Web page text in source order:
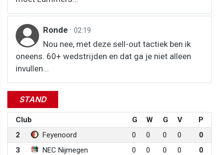
Ronde · 02:19
Nou nee, met deze sell-out tactiek ben ik
oneens. 60+ wedstrijden en dat ga je niet alleen
invullen...
STAND
Club G W G V
P
2
Feyenoord 0 0 0 0
0
3
NEC Nijmegen 0 0 0 0
0